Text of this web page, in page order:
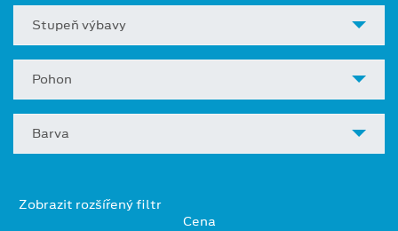
Stupeň výbavy
Pohon
Barva
Zobrazit rozšířený filtr
Cena